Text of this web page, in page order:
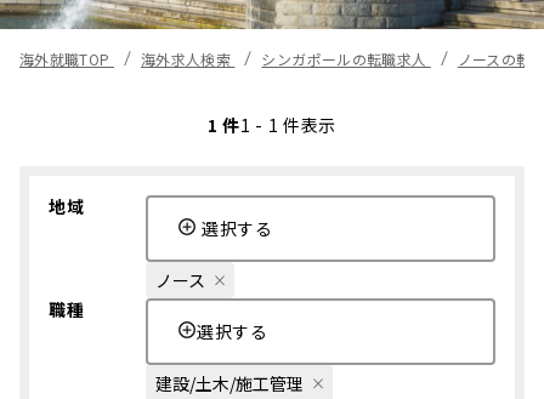
海外就職TOP 海外求人検索 シンガポールの転職求人 ノースの転
1 件1 - 1 件表示
地域
選択する
ノース
職種
選択する
建設/土木/施工管理